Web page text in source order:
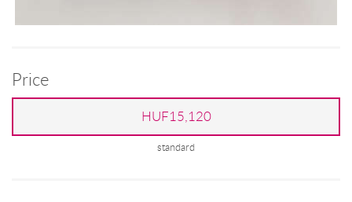
Price
HUF15,120
standard